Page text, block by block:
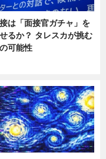
は「面接官ガチャ」を
るか？ タレスカが挑む
可能性